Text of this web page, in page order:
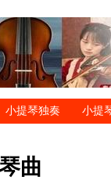
小提琴独奏
小提
曲